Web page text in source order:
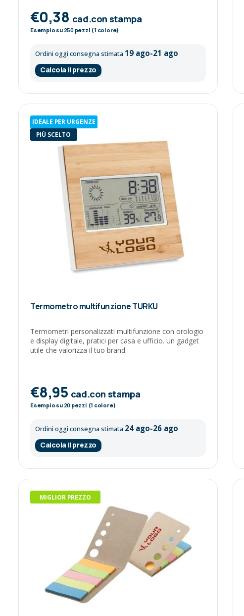
€0,38 cad.con stampa
Esempio su 250pezzi (1 colore)
Ordini oggi consegna stimata 19 ago-21 ago
Calcola il prezzo
IDEALE PER URGENZE
PIÙ SCELTO
Termometro multifunzione TURKU
Termometri personalizzati multifunzione con orologio
e display digitale, pratici per casa e ufficio. Un gadget
utile che valorizza il tuo brand.
€8,95 cad.con stampa
Esempio su 20 pezzi (1 colore)
Ordini oggi consegna stimata 24 ago-26 ago
Calcola il prezzo
MIGLIOR PREZZO